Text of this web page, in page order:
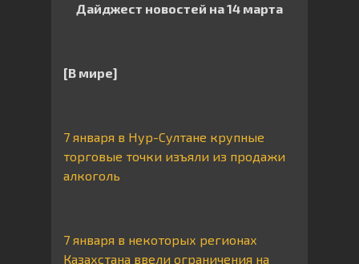
Дайджест новостей на 14 марта
[В мире]
7 января в Нур-Султане крупные
торговые точки изъяли из продажи
алкоголь
7 января в некоторых регионах
Казахстана ввели ограничения на